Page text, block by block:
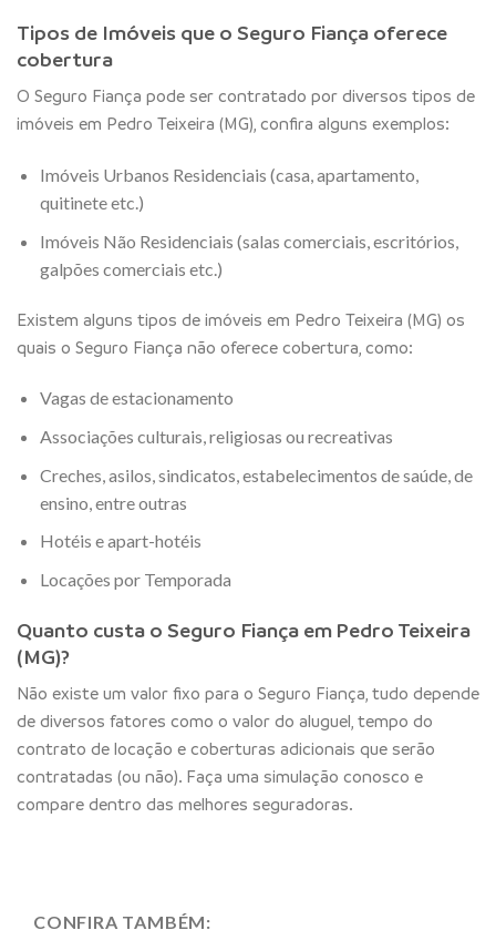
Tipos de Imóveis que o Seguro Fiança oferece
cobertura
O Seguro Fiança pode ser contratado por diversos tipos de
imóveis em Pedro Teixeira (MG), confira alguns exemplos:
Imóveis Urbanos Residenciais (casa, apartamento,
quitinete etc.)
Imóveis Não Residenciais (salas comerciais, escritórios,
galpões comerciais etc.)
Existem alguns tipos de imóveis em Pedro Teixeira (MG) os
quais o Seguro Fiança não oferece cobertura, como:
Vagas de estacionamento
Associações culturais, religiosas ou recreativas
Creches, asilos, sindicatos, estabelecimentos de saúde, de
ensino, entre outras
Hotéis e apart-hotéis
Locações por Temporada
Quanto custa o Seguro Fiança em Pedro Teixeira
(MG)?
Não existe um valor fixo para o Seguro Fiança, tudo depende
de diversos fatores como o valor do aluguel, tempo do
contrato de locação e coberturas adicionais que serão
contratadas (ou não). Faça uma simulação conosco e
compare dentro das melhores seguradoras.
CONFIRA TAMBÉM: